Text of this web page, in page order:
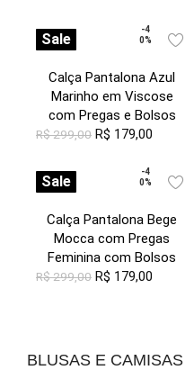
Sale
-4
0%
Calça Pantalona Azul
Marinho em Viscose
com Pregas e Bolsos
R$299,00 R$ 179,00
Sale
-4
0%
Calça Pantalona Bege
Mocca com Pregas
Feminina com Bolsos
R$299,00 R$ 179,00
BLUSAS E CAMISAS